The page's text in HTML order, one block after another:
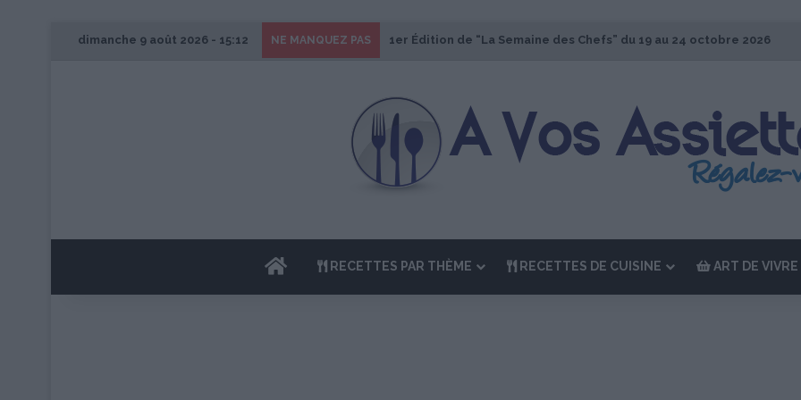
dimanche 9 août 2026 - 15:12 NE MANQUEZ PAS 1er Édition de “La Semaine des Chefs” du 19 au 24 octobre 2026
ACCUEILRECETTES PAR THÈME RECETTES DE CUISINE ART DE VIVRE